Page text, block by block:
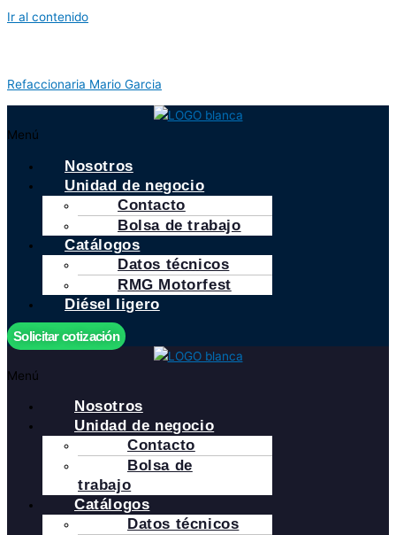
Ir al contenido
Refaccionaria Mario Garcia
Menú
Nosotros
Unidad de negocio
Contacto
Bolsa de trabajo
Catálogos
Datos técnicos
RMG Motorfest
Diésel ligero
Solicitar cotización
Menú
Nosotros
Unidad de negocio
Contacto
Bolsa de
trabajo
Catálogos
Datos técnicos